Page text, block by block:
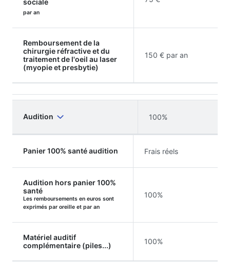
par an
Remboursement de la
chirurgie réfractive et du
traitement de l'oeil au laser
(myopie et presbytie)
150 € par an
Audition 100%
Panier 100% santé audition Frais réels
Audition hors panier 100%
santé
Les remboursements en euros sont
exprimés par oreille et par an
100%
Matériel auditif
complémentaire (piles...)
100%